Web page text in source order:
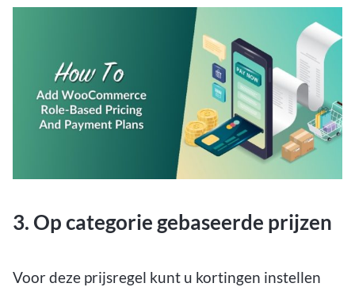
3. Op categorie gebaseerde prijzen
Voor deze prijsregel kunt u kortingen instellen